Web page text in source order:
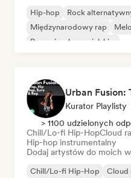
Hip-hop Rock
Międzynarodowy rap
Rap w języku angielskim
Urban Fusion:
Kurator Playlisty
> 1100 udzielonych
Chill/Lo-fi Hip-HopCloud
Hip-hop instrumentalny
Dodaj artystów do moich
Chill/Lo-fi Hip-Hop Cloud